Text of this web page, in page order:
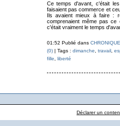
Ce temps d'avant, c'était
faisaient pas commerce et
Ils avaient mieux à faire :
comprenaient même pas
c'était vraiment le temps
01:52 Publié dans
(0)| Tags : dimanche, travail,
fille, liberté
Déclarer un